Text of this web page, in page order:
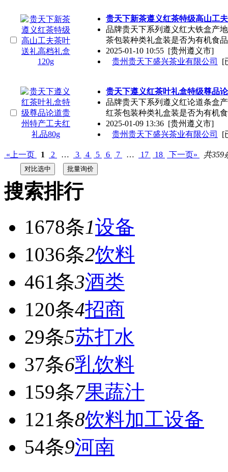
贵天下新茶遵义红茶特级高山工
品牌贵天下系列遵义红大铁盒产
茶包装种类礼盒装是否为有机食
2025-01-10 10:55 [贵州遵义市]
贵州贵天下盛兴茶业有限公司
[
贵天下遵义红茶叶礼盒特级尊品
品牌贵天下系列遵义红论道条盒
红茶包装种类礼盒装是否为有机
2025-01-09 13:36 [贵州遵义市]
贵州贵天下盛兴茶业有限公司
[
«上一页 1 2 … 3 4 5 6 7 … 17 18 下一页» 共359
搜索排行
1678条1设备
1036条2饮料
461条3酒类
120条4招商
29条5苏打水
37条6乳饮料
159条7果蔬汁
121条8饮料加工设备
54条9河南